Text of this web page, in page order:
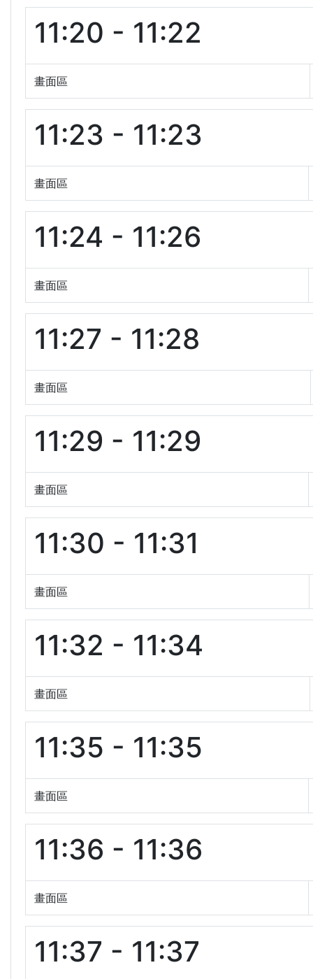
11:20 - 11:22
畫面區
11:23 - 11:23
畫面區
11:24 - 11:26
畫面區
11:27 - 11:28
畫面區
11:29 - 11:29
畫面區
11:30 - 11:31
畫面區
11:32 - 11:34
畫面區
11:35 - 11:35
畫面區
11:36 - 11:36
畫面區
11:37 - 11:37